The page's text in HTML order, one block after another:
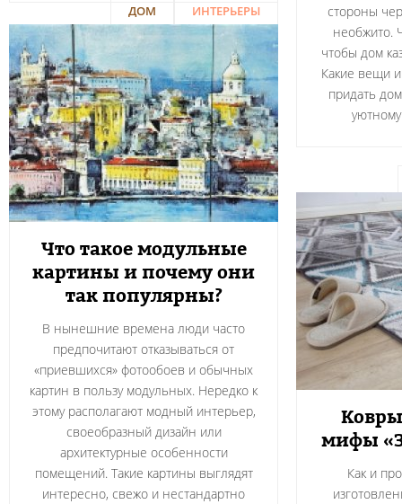
стороны
необжито.
чтобы дом
Какие вещи
придать
ИНТЕРЬЕРЫ
ДОМ
Что такое модульные
картины и почему они
так популярны?
В нынешние времена люди часто
предпочитают отказываться от
«приевшихся» фотообоев и обычных
картин в пользу модульных. Нередко к
этому располагают модный интерьер,
своеобразный дизайн или
архитектурные особенности
помещений. Такие картины выглядят
интересно, свежо и нестандартно
мифы
Как и